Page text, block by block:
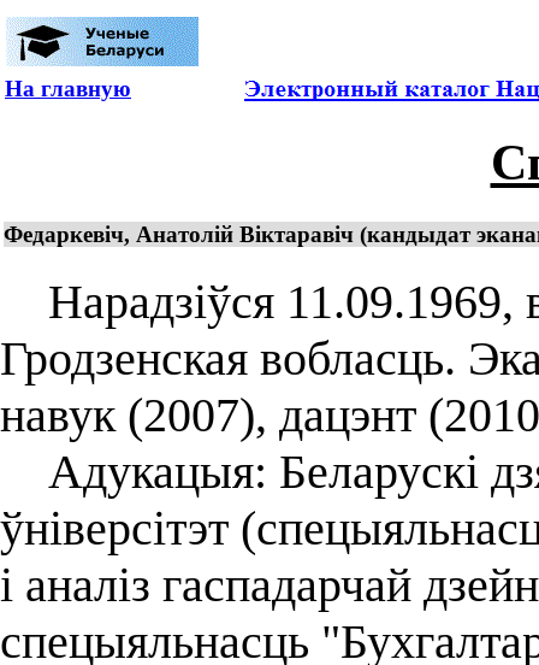
На главную
Федаркевіч, Анатолій Віктаравіч (кандыдат
Нарадзіўся 11.09.1969,
Гродзенская вобласць.
навук (2007), дацэнт
Адукацыя: Беларускі
ўніверсітэт
і аналіз гаспадарчай
спецыяльнасць